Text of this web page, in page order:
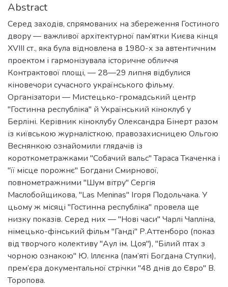
Abstract
Серед заходів, спрямованих на збереження Гостиного
двору — важливої архітектурної пам’ятки Києва кінця
XVIII ст., яка була відновлена в 1980-х за автентичним
проектом і гармонізувала історичне обличчя
Контрактової площі, — 28—29 липня відбулися
кіновечори сучасного українського фільму.
Організатори — Мистецько-громадський центр
"Гостинна республіка" й Український кіноклуб у
Берліні. Керівник кіноклубу Олександра Бінерт разом
із київською журналісткою, правозахисницею Ольгою
Веснянкою ознайомили глядачів із
короткометражками "Собачий вальс" Тараса Ткаченка і
"її місце порожнє" Богдани Смирнової,
повнометражними "Шум вітру" Сергія
Маслобойщикова, "Las Meninas" Ігоря Подольчака. У
цьому ж місяці "Гостинна республіка" провела ще
низку показів. Серед них — "Нові часи" Чарлі Чапліна,
німецько-фінський фільм "Ганді" Р.Аттенборо (показ
від творчого колективу "Аул ім. Цоя"), "Білий птах з
чорною ознакою" Ю. Іллєнка (пам’яті Богдана Ступки),
прем’єра документальної стрічки "48 днів до Євро" В.
Торопова.